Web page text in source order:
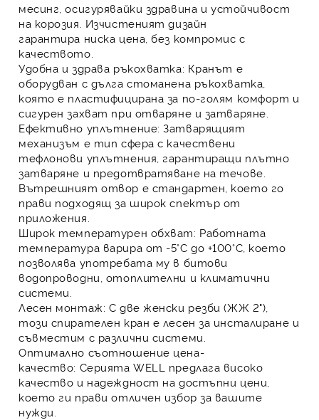
месинг , осигурявайки здравина и устойчивост
на корозия . Изчистеният дизайн
гарантира ниска цена , без компромис с
качеството.
Удобна и здрава ръкохватка: Кранът е
оборудван с дълга стоманена ръкохватка
която е пластифицирана за по-голям комфорт и
сигурен захват при отваряне и затваряне.
Ефективно уплътнение: Затварящият
механизъм е тип сфера с качествени
тефлонови уплътнения , гарантиращи плътно
затваряне и предотвратяване на течове
Вътрешният отвор е стандартен, което го
прави подходящ за широк спектър от
приложения.
Широк температурен обхват: Работната
температура варира от -5°C до +100°C , което
позволява употребата му в битови
водопроводни, отоплителни и климатични
системи
Лесен монтаж: С две женски резби (ЖЖ 2")
този спирателен кран е лесен за инсталиране и
съвместим с различни системи.
Оптимално съотношение цена-
качество: Серията WELL предлага високо
качество и надеждност на достъпни цени
което ги прави отличен избор за вашите
нужди.